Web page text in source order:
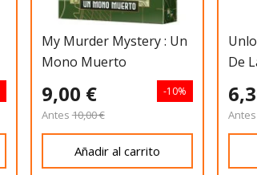
My Murder Mystery : Un
Mono Muerto
9,00 €
Antes 10,00 €
-10%
Añadir al carrito
De
Antes